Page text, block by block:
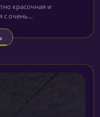
красочная и
с очень...